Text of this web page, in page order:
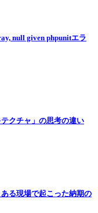
null given phpunitエラ
クチャ」の思考の違い
る現場で起こった納期の